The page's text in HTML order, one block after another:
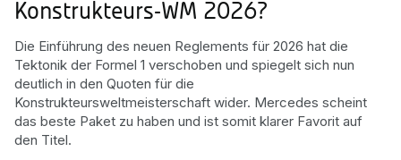
Konstrukteurs-WM 2026?
Die Einführung des neuen Reglements für 2026 hat die
Tektonik der Formel 1 verschoben und spiegelt sich nun
deutlich in den Quoten für die
Konstrukteursweltmeisterschaft wider. Mercedes scheint
das beste Paket zu haben und ist somit klarer Favorit auf
den Titel.